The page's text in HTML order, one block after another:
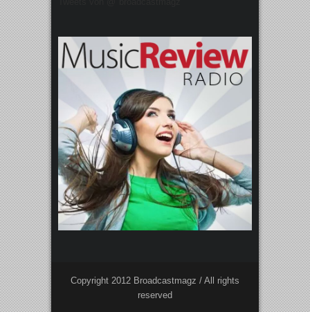
Copyright 2012 Broadcastmagz / All rights
reserved